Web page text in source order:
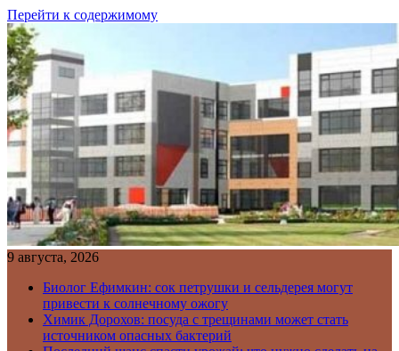
Перейти к содержимому
9 августа, 2026
Биолог Ефимкин: сок петрушки и сельдерея могут
привести к солнечному ожогу
Химик Дорохов: посуда с трещинами может стать
источником опасных бактерий